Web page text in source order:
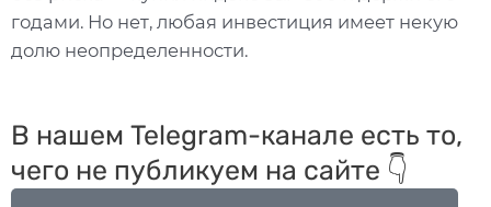
годами. Но нет, любая инвестиция имеет некую
долю неопределенности.
В нашем Telegram-канале есть то,
чего не публикуем на сайте 👇